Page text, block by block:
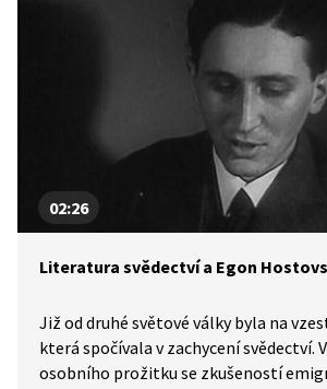
02:26
Literatura svědectví a Egon
Již od druhé světové války byla na
která spočívala v zachycení svědectví.
osobního prožitku se zkušeností